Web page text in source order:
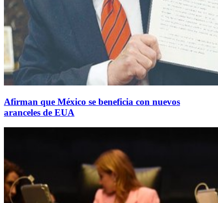
Afirman que México se beneficia con nuevos
aranceles de EUA